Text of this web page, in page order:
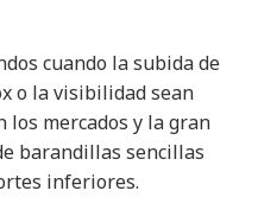
cuando la subida de
o la visibilidad sean
mercados y la gran
barandillas sencillas
inferiores.